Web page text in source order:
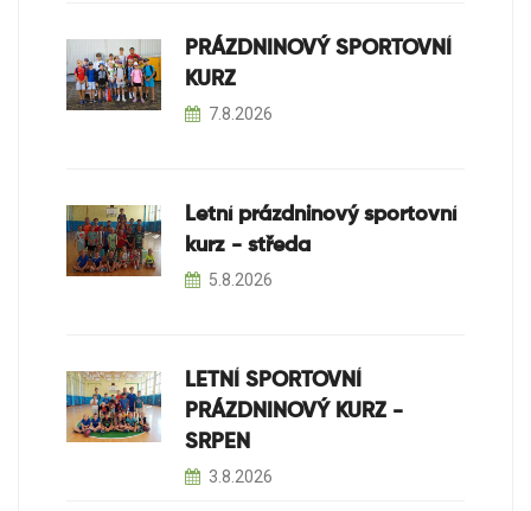
PRÁZDNINOVÝ SPORTOVNÍ
KURZ
7.8.2026
Letní prázdninový sportovní
kurz - středa
5.8.2026
LETNÍ SPORTOVNÍ
PRÁZDNINOVÝ KURZ -
SRPEN
3.8.2026